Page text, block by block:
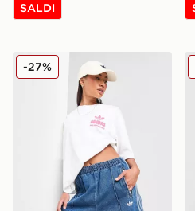
SALDI
adidas Originals
-27%